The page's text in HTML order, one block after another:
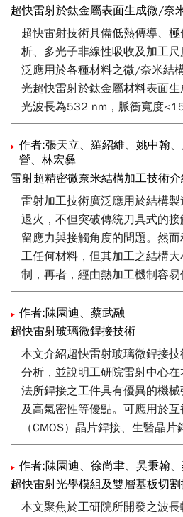
超快雷射於鈦金屬表面生成微/奈
超快雷射技術具備低熱傳導、
析、多光子非線性吸收及加工
泛應用於各種材料之微/奈米結
光超快雷射於鈦金屬材料表面
光波長為532 nm，脈衝寬度
衝頻率200 kHz。
藉由參數調變探討微/奈米結構
含雷射脈衝能量（5 μJ、15 μJ
時間（12.3 s、36.9 s）等。依
衝能量5 μJ時，可以在鈦金屬
構間距與雷射波長532 nm相同
脈衝能量時（5 μJ）表面結構
結構的表面會生成一些極微小
提高至30 μJ時，可在表面生成
作者:張天立、羅紹維、姚中翰
營、林宏彝
雷射超精密微奈米結構加工技術介
雷射加工技術廣泛應用於結構
退火，不但突破傳統刀具式的
留應力與接觸角度的問題。然
工任何材料，但其加工之結構
制，再者，經由熱加工機制容
造成精度不足與表面形貌改變
展完善，特色是利用其非線性光
材料間之化學鍵結，直接以離子
統雷射加工技術在熱影響之限
加工，因而達到奈米等級之加
技術不僅能製作平面二維結構
於透明材料內製作複雜的三維結
導體、生醫、光電與能源等不
和產品的製造技術。
作者:陳園迪、蔡武融
超快雷射玻璃微銲接技術
本文介紹超快雷射玻璃微銲接
分析，並說明工研院雷射中心
法所銲接之工件具有優異的機
及高氣密性等優點。可應用於
（CMOS）晶片銲接、生醫晶
變長度微光柱模組，將焦點整
光柱長度可變，用以提升各類銲
度。
作者:陳園迪、徐尚聿、吳秉翰
超快雷射光學模組及雙層基板切
本文聚焦於工研院所開發之波